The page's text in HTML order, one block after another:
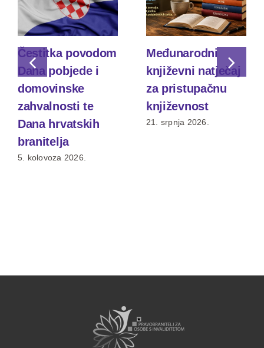
Čestitka povodom
Dana pobjede i
domovinske
zahvalnosti te
Dana hrvatskih
branitelja
5. kolovoza 2026.
Međunarodni
književni natječaj
za pristupačnu
književnost
21. srpnja 2026.